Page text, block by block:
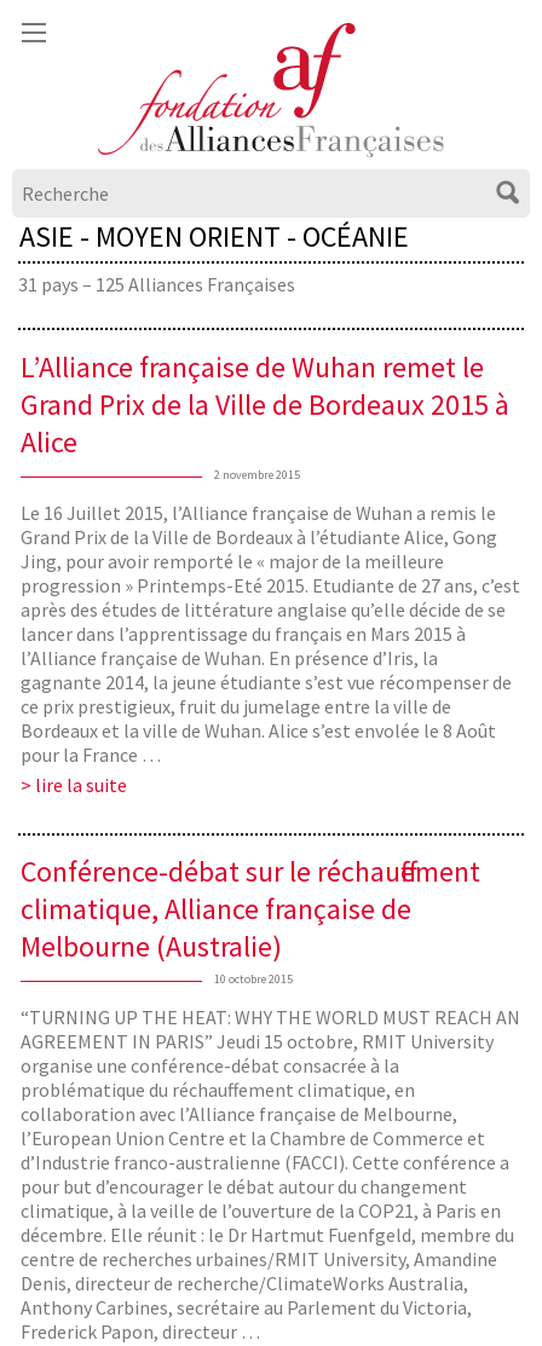
ASIE - MOYEN ORIENT - OCÉANIE
31 pays – 125 Alliances Françaises
L’Alliance française de Wuhan remet le
Grand Prix de la Ville de Bordeaux 2015 à
Alice
2 novembre 2015
Le 16 Juillet 2015, l’Alliance française de Wuhan a remis le
Grand Prix de la Ville de Bordeaux à l’étudiante Alice, Gong
Jing, pour avoir remporté le « major de la meilleure
progression » Printemps-Eté 2015. Etudiante de 27 ans, c’est
après des études de littérature anglaise qu’elle décide de se
lancer dans l’apprentissage du français en Mars 2015 à
l’Alliance française de Wuhan. En présence d’Iris, la
gagnante 2014, la jeune étudiante s’est vue récompenser de
ce prix prestigieux, fruit du jumelage entre la ville de
Bordeaux et la ville de Wuhan. Alice s’est envolée le 8 Août
pour la France …
> lire la suite
Conférence-débat sur le réchauffement
climatique, Alliance française de
Melbourne (Australie)
10 octobre 2015
“TURNING UP THE HEAT: WHY THE WORLD MUST REACH AN
AGREEMENT IN PARIS” Jeudi 15 octobre, RMIT University
organise une conférence-débat consacrée à la
problématique du réchauffement climatique, en
collaboration avec l’Alliance française de Melbourne,
l’European Union Centre et la Chambre de Commerce et
d’Industrie franco-australienne (FACCI). Cette conférence a
pour but d’encourager le débat autour du changement
climatique, à la veille de l’ouverture de la COP21, à Paris en
décembre. Elle réunit : le Dr Hartmut Fuenfgeld, membre du
centre de recherches urbaines/RMIT University, Amandine
Denis, directeur de recherche/ClimateWorks Australia,
Anthony Carbines, secrétaire au Parlement du Victoria,
Frederick Papon, directeur …